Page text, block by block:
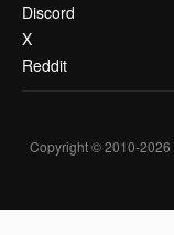
Discord
X
Reddit
Copyright © 2010-2026